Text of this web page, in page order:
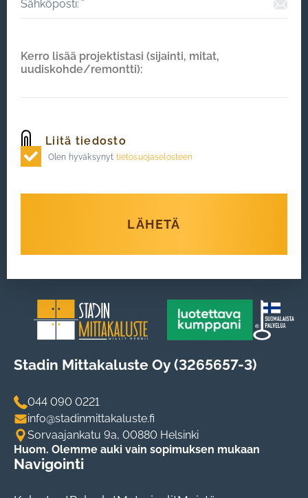
Olen hyväksynyt tietosuojaselosteen
LÄHETÄ
Navigointi
Stadin Mittakaluste Oy (3265657-3)
044 090 0221
info@stadinmittakaluste.fi
Sorvaajankatu 9a, 00880 Helsinki
Huom. Olemme auki vain sopimuksen mukaan